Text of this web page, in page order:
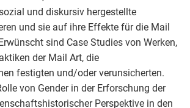
und diskursiv hergestellte
und sie auf ihre Effekte für die Mail
sind Case Studies von Werken,
der Mail Art, die
festigten und/oder verunsicherten.
von Gender in der Erforschung der
Perspektive in den